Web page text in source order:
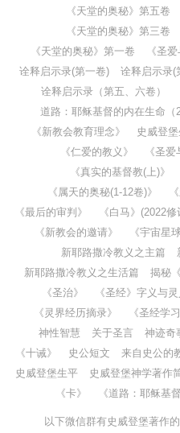
《天堂的奥秘》第五卷
《天堂的奥秘》第三卷
《天堂的奥秘》第一卷
《圣
诠释启示录(第一卷)
诠释启示录(
诠释启示录（第五、六卷）
道路：耶稣基督的内在生命（
《新教会教育理念》
史威登
《仁爱的教义》
《圣爱
《真实的基督教(上)》
《属天的奥秘(1-12卷)》
《最后的审判》
《白马》(2022
《新教会的邀请》
《宇宙星球
新耶路撒冷教义之主篇
新耶路撒冷教义之生活篇
揭秘
《圣治》
《圣经》字义与灵
《灵界经历摘录》
《圣经学
神性智慧
关于圣言 神迹奇
《十诫》
史公短文 来自史公的
史威登堡生平
史威登堡神学著作
《卡》
《道路：耶稣基
以下微信群有史威登堡著作的